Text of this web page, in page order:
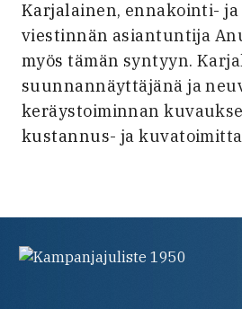
Karjalainen, ennakointi-
viestinnän asiantuntija
myös tämän syntyyn.
suunnannäyttäjänä ja
keräystoiminnan
kustannus- ja